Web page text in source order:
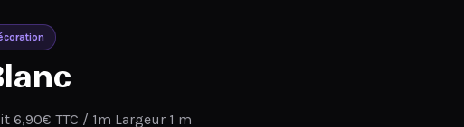
6,90€ TTC / 1m Largeur 1 m